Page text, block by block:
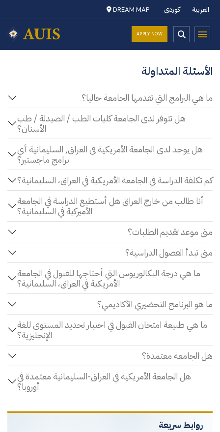
العربية کوردی DREAM MAP
APPLY NOW
روابط سريعة
الأسئلة المتداولة
ما هي البرامج التي تقدمها الجامعة حاليا؟
هل تتوفر لدى الجامعة كليات الطب / الصيدلة / طب
الأسنان؟
هل يوجد لدى الجامعة الأمريكية في العراق, السليمانية أي
برامج ماجستير؟
كم تكلفة الدراسة في الجامعة الأمريكية في العراق، السليمانية؟
أنا طالب من خارج العراق هل أستطيع الدراسة في الجامعة
الأميركية في السليمانية؟
متى موعد تقديم الطلبات؟
متى تبدأ الفصول الدراسية؟
ما هي درجة البكالوريوس التي أحتاجها للقبول في الجامعة
الأمريكية في العراق، السليمانية؟
ما هو البرنامج التحضيري الأكاديمي؟
ما هي طبيعة امتحان القبول في اختبار تحديد المستوى للغة
الإنجليزية؟
هل الجامعة معتمدة؟
هل الجامعة الأمريكية في العراق-السليمانية معتمدة في
أوروبا؟